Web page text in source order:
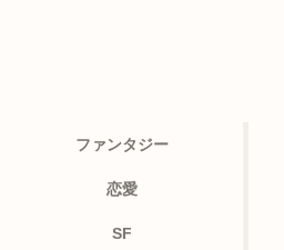
ファンタジー
恋愛
SF